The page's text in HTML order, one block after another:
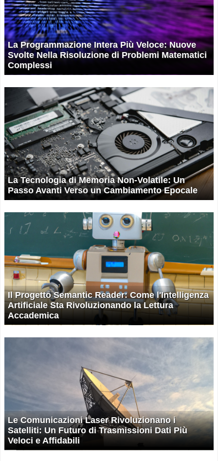
La Programmazione Intera Più Veloce: Nuove
Svolte Nella Risoluzione di Problemi Matematici
Complessi
La Tecnologia di Memoria Non-Volatile: Un
Passo Avanti Verso un Cambiamento Epocale
Il Progetto Semantic Reader: Come l'Intelligenza
Artificiale Sta Rivoluzionando la Lettura
Accademica
Le Comunicazioni Laser Rivoluzionano i
Satelliti: Un Futuro di Trasmissioni Dati Più
Veloci e Affidabili